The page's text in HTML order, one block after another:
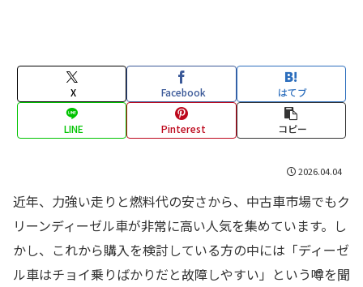
X Facebook はてブ
LINE Pinterest コピー
2026.04.04
近年、力強い走りと燃料代の安さから、中古車市場でもク
リーンディーゼル車が非常に高い人気を集めています。し
かし、これから購入を検討している方の中には「ディーゼ
ル車はチョイ乗りばかりだと故障しやすい」という噂を聞